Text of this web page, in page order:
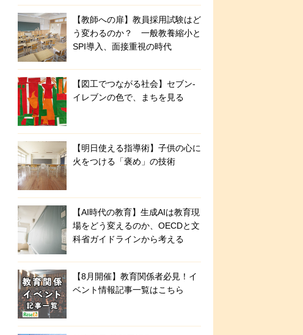
【教師への扉】教員採用試験はど
う変わるのか？ 一般教養縮小と
SPI導入、面接重視の時代
【図工でつながる社会】セブン‐
イレブンの色で、まちを見る
【明日使える指導術】子供の心に
火をつける「褒め」の技術
【AI時代の教育】生成AIは教育現
場をどう変えるのか、OECDと文
科省ガイドラインから考える
【8月開催】教育関係者必見！イ
ベント情報記事一覧はこちら